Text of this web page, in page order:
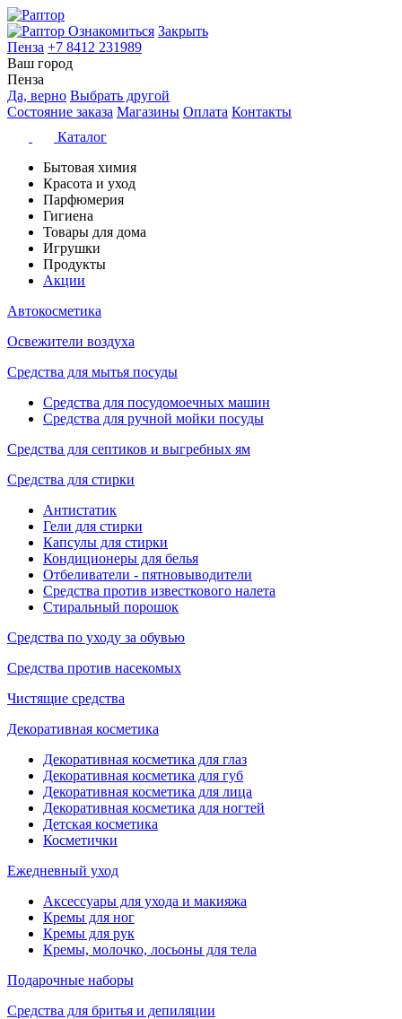
Ознакомиться Закрыть
Пенза +7 8412 231989
Ваш город
Пенза
Да, верно Выбрать другой
Состояние заказа Магазины Оплата Контакты
Каталог
Бытовая химия
Красота и уход
Парфюмерия
Гигиена
Товары для дома
Игрушки
Продукты
Акции
Автокосметика
Освежители воздуха
Средства для мытья посуды
Средства для посудомоечных машин
Средства для ручной мойки посуды
Средства для септиков и выгребных ям
Средства для стирки
Антистатик
Гели для стирки
Капсулы для стирки
Кондиционеры для белья
Отбеливатели - пятновыводители
Средства против известкового налета
Стиральный порошок
Средства по уходу за обувью
Средства против насекомых
Чистящие средства
Декоративная косметика
Декоративная косметика для глаз
Декоративная косметика для губ
Декоративная косметика для лица
Декоративная косметика для ногтей
Детская косметика
Косметички
Ежедневный уход
Аксессуары для ухода и макияжа
Кремы для ног
Кремы для рук
Кремы, молочко, лосьоны для тела
Подарочные наборы
Средства для бритья и депиляции